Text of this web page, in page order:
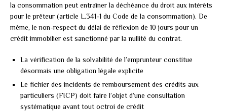
la consommation peut entraîner la déchéance du droit aux intérêts
pour le prêteur (article L.341-1 du Code de la consommation). De
même, le non-respect du délai de réflexion de 10 jours pour un
crédit immobilier est sanctionné par la nullité du contrat.
La vérification de la solvabilité de l’emprunteur constitue
désormais une obligation légale explicite
Le fichier des incidents de remboursement des crédits aux
particuliers (FICP) doit faire l’objet d’une consultation
systématique avant tout octroi de crédit